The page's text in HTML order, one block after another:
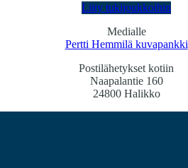
Liity tukijoukkoihin
Medialle
Pertti Hemmilä kuvapankki
Postilähetykset kotiin
Naapalantie 160
24800 Halikko